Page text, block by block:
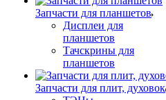
Запчасти для планшетов
Дисплеи для
планшетов
Тачскрины для
планшетов
Запчасти для плит, духовок